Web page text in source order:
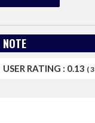
NOTE
USER RATING : 0.13 (3